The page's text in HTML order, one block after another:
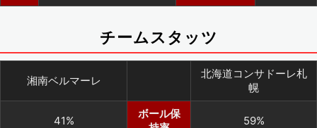
チームスタッツ
湘南ベルマーレ
北海道コンサドーレ札
幌
41%
ボール保
59%